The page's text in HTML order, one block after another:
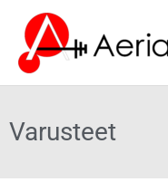
sisältöön
Varusteet